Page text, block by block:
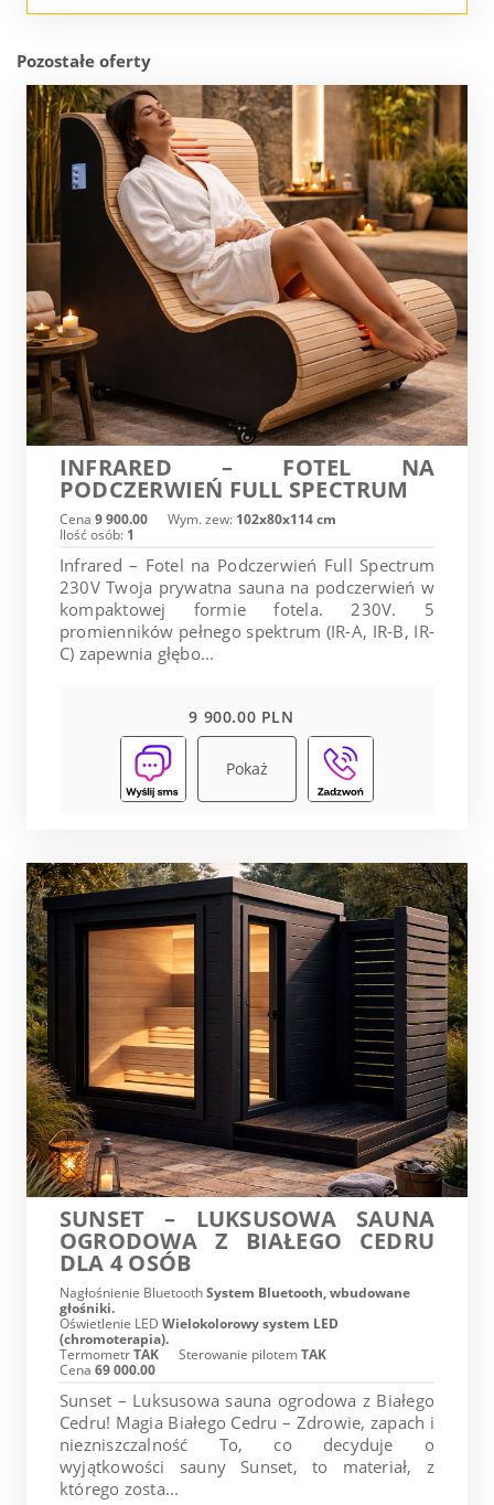
Pozostałe oferty
INFRARED – FOTEL NA
PODCZERWIEŃ FULL SPECTRUM
Cena 9 900.00 Wym. zew: 102x80x114 cm
Ilość osób: 1
Infrared – Fotel na Podczerwień Full Spectrum
230V Twoja prywatna sauna na podczerwień w
kompaktowej formie fotela. 230V. 5
promienników pełnego spektrum (IR-A, IR-B, IR-
C) zapewnia głębo...
9 900.00 PLN
Pokaż
SUNSET – LUKSUSOWA SAUNA
OGRODOWA Z BIAŁEGO CEDRU
DLA 4 OSÓB
Nagłośnienie BluetoothSystem Bluetooth, wbudowane
głośniki.
Oświetlenie LED Wielokolorowy system LED
(chromoterapia).
TermometrTAK Sterowanie pilotemTAK
Cena 69 000.00
Sunset – Luksusowa sauna ogrodowa z Białego
Cedru! Magia Białego Cedru – Zdrowie, zapach i
niezniszczalność To, co decyduje o
wyjątkowości sauny Sunset, to materiał, z
którego zosta...